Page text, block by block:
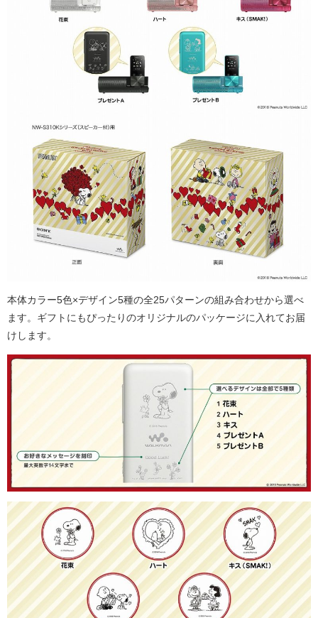
本体カラー5色×デザイン5種の全25パターンの組み合わせから選べ
ます。ギフトにもぴったりのオリジナルのパッケージに入れてお届
けします。